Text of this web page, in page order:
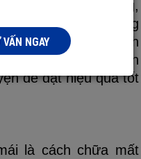
chất (bột đường,
chất), tăng cường
hạn chế chât kích
dầu mỡ, thức ăn
để đạt hiệu quả tốt
là cách chữa mất
GỬI ĐỂ ĐƯỢC TƯ VẤN NGAY